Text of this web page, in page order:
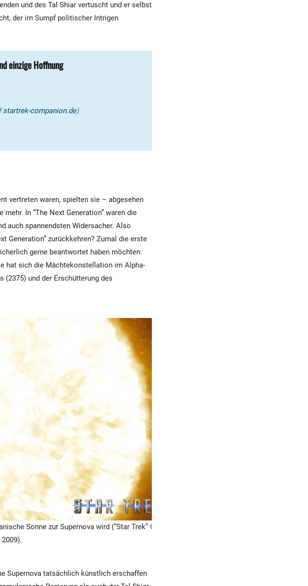
und des Tal Shiar vertuscht und er selbst
der im Sumpf politischer Intrigen
einzige Hoffnung
startrek-companion.de)
vertreten waren, spielten sie – abgesehen
In “The Next Generation” waren die
auch spannendsten Widersacher. Also
Generation” zurückkehren? Zumal die erste
gerne beantwortet haben möchten:
hat sich die Mächtekonstellation im Alpha-
(2375) und der Erschütterung des
Sonne zur Supernova wird (“Star Trek” ©
Supernova tatsächlich künstlich erschaffen